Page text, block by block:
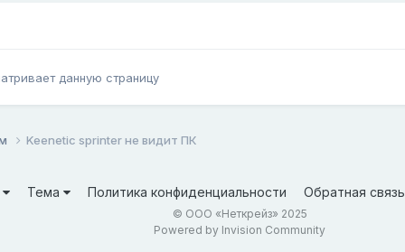
данную страницу
Keenetic sprinter не видит ПК
Тема Политика конфиденциальности Обратная связь
© ООО «Неткрейз» 2025
Powered by Invision Community